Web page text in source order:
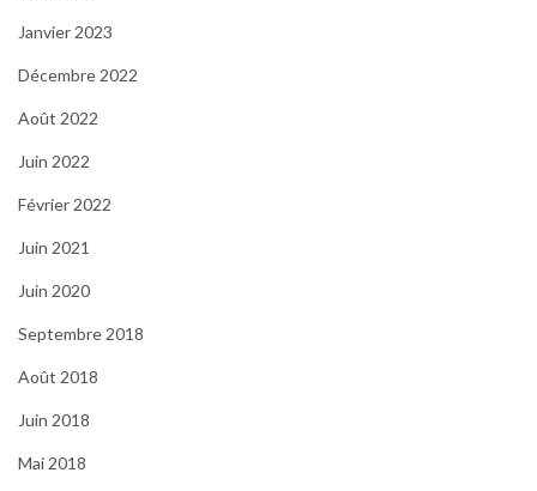
Janvier 2023
Décembre 2022
Août 2022
Juin 2022
Février 2022
Juin 2021
Juin 2020
Septembre 2018
Août 2018
Juin 2018
Mai 2018